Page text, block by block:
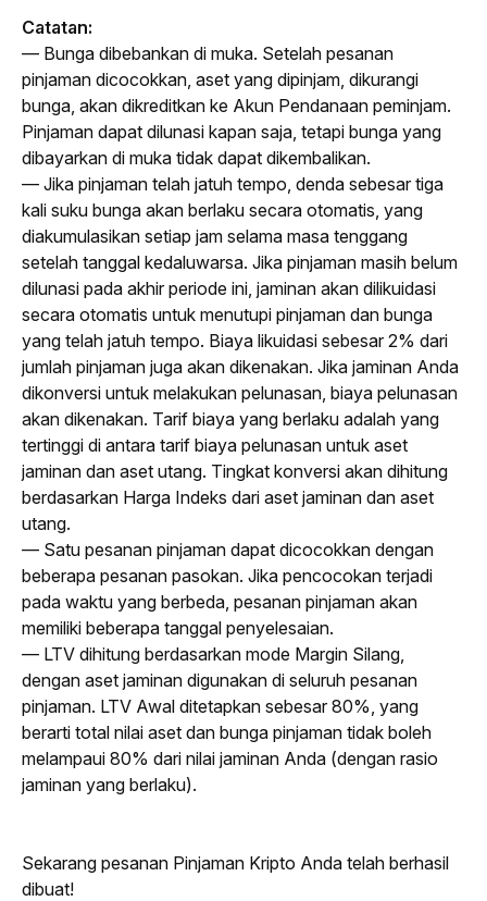
Catatan:
— Bunga dibebankan di muka. Setelah pesanan
pinjaman dicocokkan, aset yang dipinjam, dikurangi
bunga, akan dikreditkan ke Akun Pendanaan peminjam.
Pinjaman dapat dilunasi kapan saja, tetapi bunga yang
dibayarkan di muka tidak dapat dikembalikan.
— Jika pinjaman telah jatuh tempo, denda sebesar tiga
kali suku bunga akan berlaku secara otomatis, yang
diakumulasikan setiap jam selama masa tenggang
setelah tanggal kedaluwarsa. Jika pinjaman masih belum
dilunasi pada akhir periode ini, jaminan akan dilikuidasi
secara otomatis untuk menutupi pinjaman dan bunga
yang telah jatuh tempo. Biaya likuidasi sebesar 2% dari
jumlah pinjaman juga akan dikenakan. Jika jaminan Anda
dikonversi untuk melakukan pelunasan, biaya pelunasan
akan dikenakan. Tarif biaya yang berlaku adalah yang
tertinggi di antara tarif biaya pelunasan untuk aset
jaminan dan aset utang. Tingkat konversi akan dihitung
berdasarkan Harga Indeks dari aset jaminan dan aset
utang.
— Satu pesanan pinjaman dapat dicocokkan dengan
beberapa pesanan pasokan. Jika pencocokan terjadi
pada waktu yang berbeda, pesanan pinjaman akan
memiliki beberapa tanggal penyelesaian.
— LTV dihitung berdasarkan mode Margin Silang,
dengan aset jaminan digunakan di seluruh pesanan
pinjaman. LTV Awal ditetapkan sebesar 80%, yang
berarti total nilai aset dan bunga pinjaman tidak boleh
melampaui 80% dari nilai jaminan Anda (dengan rasio
jaminan yang berlaku).
Sekarang pesanan Pinjaman Kripto Anda telah berhasil
dibuat!